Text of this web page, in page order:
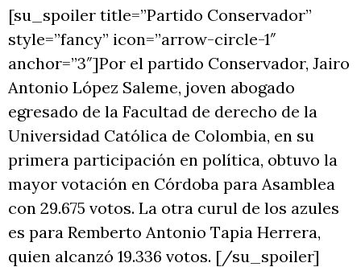
[su_spoiler title=”Partido Conservador”
style=”fancy” icon=”arrow-circle-1″
anchor=”3″]Por el partido Conservador, Jairo
Antonio López Saleme, joven abogado
egresado de la Facultad de derecho de la
Universidad Católica de Colombia, en su
primera participación en política, obtuvo la
mayor votación en Córdoba para Asamblea
con 29.675 votos. La otra curul de los azules
es para Remberto Antonio Tapia Herrera,
quien alcanzó 19.336 votos. [/su_spoiler]